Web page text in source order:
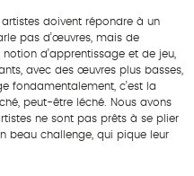
doivent répondre à un
pas d’œuvres, mais de
d’apprentissage et de jeu,
avec des œuvres plus basses,
fondamentalement, c’est la
peut-être léché. Nous avons
ne sont pas prêts à se plier
beau challenge, qui pique leur